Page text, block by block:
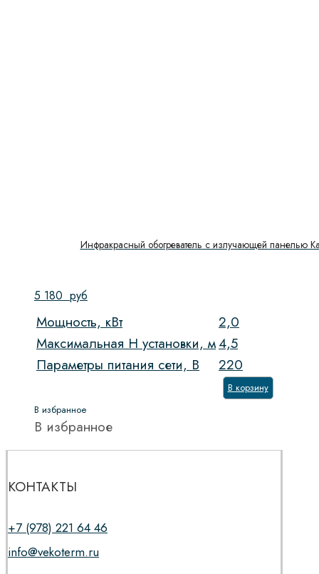
Инфракрасный обогреватель с излучающей панелью
5 180 руб
Мощность, кВт
2,0
Максимальная H установки, м4,5
Параметры питания сети, В
220
В корзину
В избранное
В избранное
КОНТАКТЫ
+7 (978) 221 64 46
info@vekoterm.ru